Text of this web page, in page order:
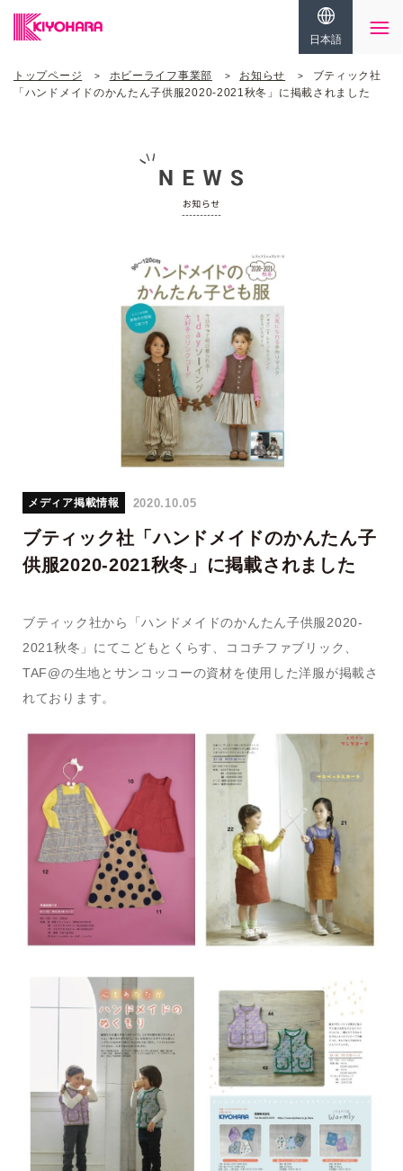
日本語
トップページ ホビーライフ事業部 お知らせ
ブティック社
「ハンドメイドのかんたん子供服2020-2021秋冬」に掲載されました
メディア掲載情報 2020.10.05
ブティック社「ハンドメイドのかんたん子
供服2020-2021秋冬」に掲載されました
ブティック社から「ハンドメイドのかんたん子供服2020-
2021秋冬」にてこどもとくらす、ココチファブリック、
TAF@の生地とサンコッコーの資材を使用した洋服が掲載さ
れております。